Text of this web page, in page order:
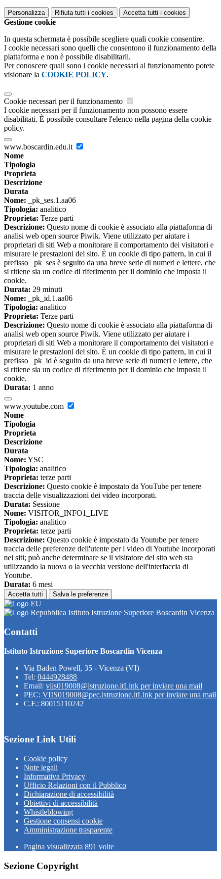
Personalizza Rifiuta tutti i cookies Accetta tutti i cookies
Gestione cookie
In questa schermata è possibile scegliere quali cookie consentire.
I cookie necessari sono quelli che consentono il funzionamento della
piattaforma e non è possibile disabilitarli.
Per conoscere quali sono i cookie necessari al funzionamento potete
visionare la COOKIE POLICY.
Cookie necessari per il funzionamento
I cookie necessari per il funzionamento non possono essere
disabilitati. È possibile consultare l'elenco nella pagina della cookie
policy.
www.boscardin.edu.it
Nome
Tipologia
Proprieta
Descrizione
Durata
Nome: _pk_ses.1.aa06
Tipologia: analitico
Proprieta: Terze parti
Descrizione: Questo nome di cookie è associato alla piattaforma di
analisi web open source Piwik. Viene utilizzato per aiutare i
proprietari di siti Web a monitorare il comportamento dei visitatori e
misurare le prestazioni del sito. È un cookie di tipo pattern, in cui il
prefisso _pk_ses è seguito da una breve serie di numeri e lettere, che
si ritiene sia un codice di riferimento per il dominio che imposta il
cookie.
Durata: 29 minuti
Nome: _pk_id.1.aa06
Tipologia: analitico
Proprieta: Terze parti
Descrizione: Questo nome di cookie è associato alla piattaforma di
analisi web open source Piwik. Viene utilizzato per aiutare i
proprietari di siti Web a monitorare il comportamento dei visitatori e
misurare le prestazioni del sito. È un cookie di tipo pattern, in cui il
prefisso _pk_id è seguito da una breve serie di numeri e lettere, che
si ritiene sia un codice di riferimento per il dominio che imposta il
cookie.
Durata: 1 anno
www.youtube.com
Nome
Tipologia
Proprieta
Descrizione
Durata
Nome: YSC
Tipologia: analitico
Proprieta: terze parti
Descrizione: Questo cookie è impostato da YouTube per tenere
traccia delle visualizzazioni dei video incorporati.
Durata: Sessione
Nome: VISITOR_INFO1_LIVE
Tipologia: analitico
Proprieta: terze parti
Descrizione: Questo cookie è impostato da Youtube per tenere
traccia delle preferenze dell'utente per i video di Youtube incorporati
nei siti; può anche determinare se il visitatore del sito web sta
utilizzando la nuova o la vecchia versione dell'interfaccia di
Youtube.
Durata: 6 mesi
Accetta tutti Salva le preferenze
Istituto Istruzione Superiore Boscardin Vicenza
Contatti
Istituto Istruzione Superiore Boscardin Vicenza
Via Baden Powell, 35 - Vicenza (VI)
Tel: 0444928488
Email: viis019008@istruzione.itLink per inviare una mail
PEC: VIIS019008@pec.istruzione.itLink per inviare una mail
C.F.: 80015110242
Sezione Link Utili
Cookie policy
Note legali
Informativa Privacy
Ufficio Relazioni con il Pubblico
Dichiarazione di accessibilità
Obiettivi di accessibilità
Whistleblowing
Gestione consensi cookie
Amministrazione trasparente
Pagina visualizzata 891 volte
Sezione Copyright